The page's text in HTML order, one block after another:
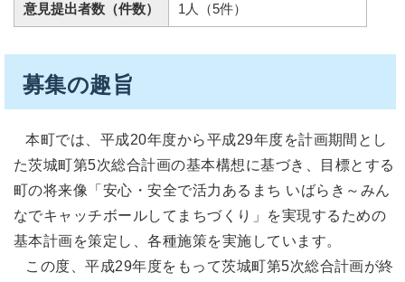
意見提出者数（件数） 1人（5件）
募集の趣旨
本町では、平成20年度から平成29年度を計画期間とし
た茨城町第5次総合計画の基本構想に基づき、目標とする
町の将来像「安心・安全で活力あるまち いばらき～みん
なでキャッチボールしてまちづくり」を実現するための
基本計画を策定し、各種施策を実施しています。
この度、平成29年度をもって茨城町第5次総合計画が終